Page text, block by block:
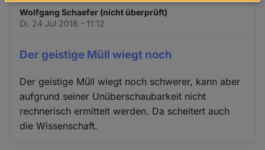
Wolfgang Schaefer (nicht überprüft)
Di. 24 Jul 2018 - 11:12
Der geistige Müll wiegt noch
Der geistige Müll wiegt noch schwerer, kann aber
aufgrund seiner Unüberschaubarkeit nicht
rechnerisch ermittelt werden. Da scheitert auch
die Wissenschaft.
Daten
und